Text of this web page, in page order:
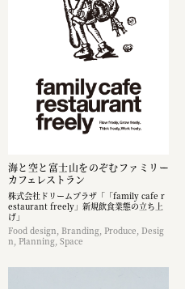
海と空と富士山をのぞむファミリー
カフェレストラン
株式会社ドリームプラザ「「family cafe r
estaurant freely」新規飲食業態の立ち上
げ」
Food design, Branding, Produce, Desig
n, Planning, Space